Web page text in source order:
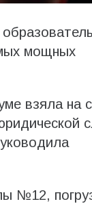
мощных
взяла на
№12,